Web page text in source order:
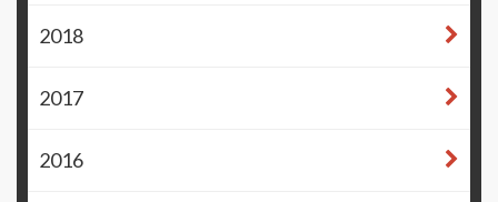
2018
2017
2016